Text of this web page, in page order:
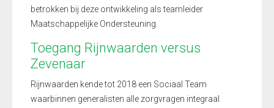
betrokken bij deze ontwikkeling als teamleider
Maatschappelijke Ondersteuning.
Toegang Rijnwaarden versus
Zevenaar
Rijnwaarden kende tot 2018 een Sociaal Team
waarbinnen generalisten alle zorgvragen integraal